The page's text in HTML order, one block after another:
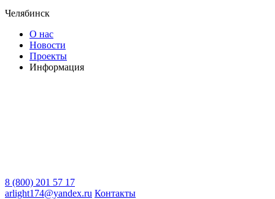
Челябинск
О нас
Новости
Проекты
Информация
8 (800) 201 57 17
arlight174@yandex.ru Контакты